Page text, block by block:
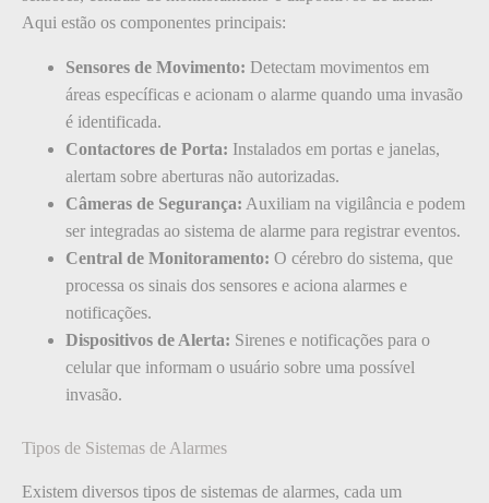
Aqui estão os componentes principais:
Sensores de Movimento: Detectam movimentos em
áreas específicas e acionam o alarme quando uma invasão
é identificada.
Contactores de Porta: Instalados em portas e janelas,
alertam sobre aberturas não autorizadas.
Câmeras de Segurança: Auxiliam na vigilância e podem
ser integradas ao sistema de alarme para registrar eventos.
Central de Monitoramento: O cérebro do sistema, que
processa os sinais dos sensores e aciona alarmes e
notificações.
Dispositivos de Alerta: Sirenes e notificações para o
celular que informam o usuário sobre uma possível
invasão.
Tipos de Sistemas de Alarmes
Existem diversos tipos de sistemas de alarmes, cada um